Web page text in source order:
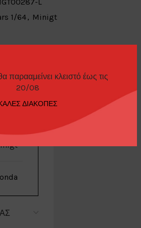
παρααμείνει κλειστό έως τις
20/08
ΔΙΑΚΟΠΕΣ
1/64, Minigt